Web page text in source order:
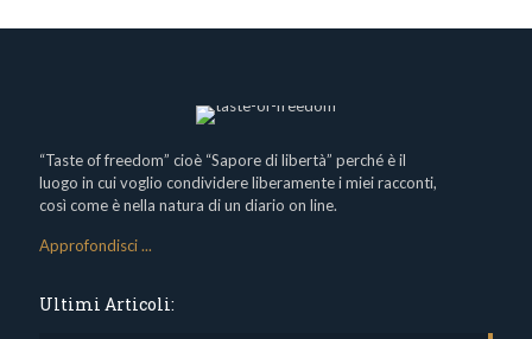
“Taste of freedom” cioè “Sapore di libertà” perché è il
luogo in cui voglio condividere liberamente i miei racconti,
così come è nella natura di un diario on line.
Approfondisci ...
Ultimi Articoli: